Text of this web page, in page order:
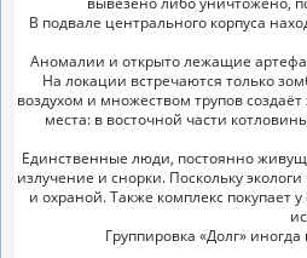
В подвале центрального корпуса
Аномалии и открыто лежащие
На локации встречаются только
воздухом и множеством трупов
места: в восточной части
Единственные люди, постоянно
излучение и снорки. Поскольку
и охраной. Также комплекс покупает
Группировка «Долг»